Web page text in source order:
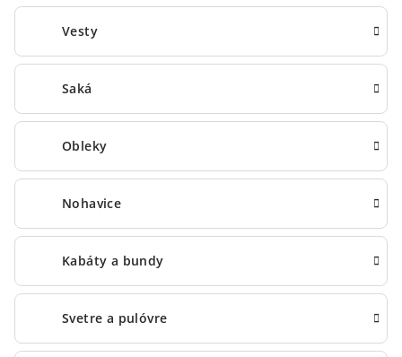
Vesty
Saká
Obleky
Nohavice
Kabáty a bundy
Svetre a pulóvre